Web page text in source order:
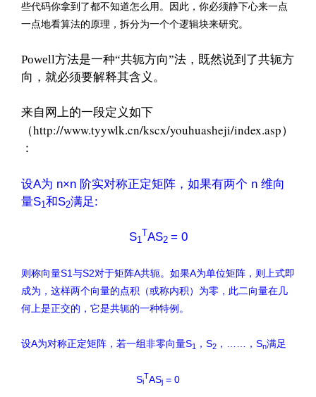
些代码你拿到了都不知道怎么用。因此，你必须静下心来一点
一点地看算法的原理，拆分为一个个逻辑块来研究。
Powell方法是一种“共轭方向”法，既然说到了共轭方
向，就必须要解释其含义。
来自网上的一段定义如下
（http://www.tyywlk.cn/kscx/youhuasheji/index.asp）
：
设A为 n×n 阶实对称正定矩阵，如果有两个 n 维向
量S1 和S2满足:
S1
TAS2 = 0
则称向量S1与S2对于矩阵A共轭。如果A为单位矩阵，则上式即
成为，这样两个向量的点积（或称内积）为零，此二向量在几
何上是正交的，它是共轭的一种特例。
设A为对称正定矩阵，若一组非零向量S1 ，S2 ，……，Sn满足
Si
TASj = 0